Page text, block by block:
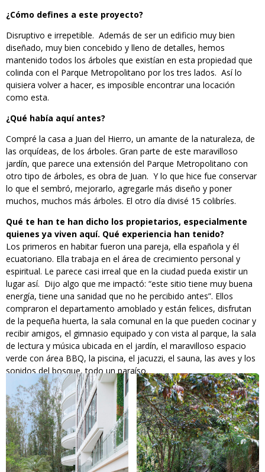
¿Cómo defines a este proyecto?
Disruptivo e irrepetible. Además de ser un edificio muy bien
diseñado, muy bien concebido y lleno de detalles, hemos
mantenido todos los árboles que existían en esta propiedad que
colinda con el Parque Metropolitano por los tres lados. Así lo
quisiera volver a hacer, es imposible encontrar una locación
como esta.
¿Qué había aquí antes?
Compré la casa a Juan del Hierro, un amante de la naturaleza, de
las orquídeas, de los árboles. Gran parte de este maravilloso
jardín, que parece una extensión del Parque Metropolitano con
otro tipo de árboles, es obra de Juan. Y lo que hice fue conservar
lo que el sembró, mejorarlo, agregarle más diseño y poner
muchos, muchos más árboles. El otro día divisé 15 colibríes.
Qué te han te han dicho los propietarios, especialmente
quienes ya viven aquí. Qué experiencia han tenido?
Los primeros en habitar fueron una pareja, ella española y él
ecuatoriano. Ella trabaja en el área de crecimiento personal y
espiritual. Le parece casi irreal que en la ciudad pueda existir un
lugar así. Dijo algo que me impactó: “este sitio tiene muy buena
energía, tiene una sanidad que no he percibido antes”. Ellos
compraron el departamento amoblado y están felices, disfrutan
de la pequeña huerta, la sala comunal en la que pueden cocinar y
recibir amigos, el gimnasio equipado y con vista al parque, la sala
de lectura y música ubicada en el jardín, el maravilloso espacio
verde con área BBQ, la piscina, el jacuzzi, el sauna, las aves y los
sonidos del bosque, todo un paraíso.